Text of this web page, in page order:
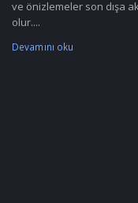
ve önizlemeler son dışa
olur....
Devamını oku